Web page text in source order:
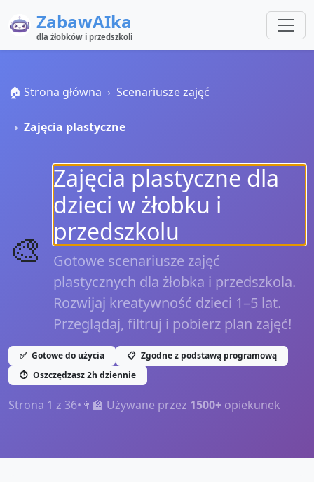
ZabawAIka
dla żłobków i przedszkoli
🏠 Strona główna Scenariusze zajęć
Zajęcia plastyczne
🎨
Zajęcia plastyczne dla
dzieci w żłobku i
przedszkolu
Gotowe scenariusze zajęć
plastycznych dla żłobka i przedszkola.
Rozwijaj kreatywność dzieci 1–5 lat.
Przeglądaj, filtruj i pobierz plan zajęć!
✅ Gotowe do użycia 📋 Zgodne z podstawą programową
⏱️ Oszczędzasz 2h dziennie
Strona 1 z 36• 👩‍🏫 Używane przez 1500+ opiekunek